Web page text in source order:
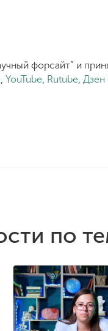
форсайт” и
, YouTube, Rutube, Дзен
по